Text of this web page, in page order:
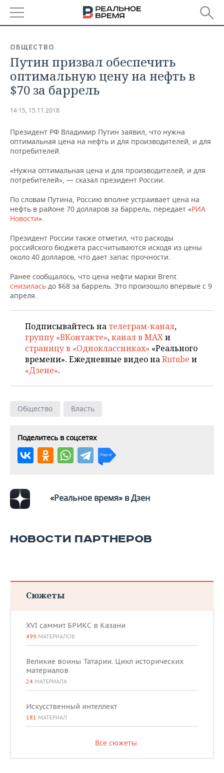
БАШКОРТОСТАН
ТАТАРСТАН
НОВОСТИ
АНАЛИТИКА
ДЕКЛАРАЦИИ О ДОХОДАХ
КОРОЛИ ГОСЗАКАЗА ПФО
ВУЗЫ ТАТАРСТАНА
КОМУ ПРИНАДЛЕЖАТ
ТОРГОВЫЕ ЦЕНТРЫ
ТАТАРСТАНА
НОВОСТИ ЭКОНОМИКИ
ФИНАНСЫ
БАНКИ
БЮДЖЕТ
ИНВЕСТИЦИИ
ПРОМЫШЛЕННОСТЬ
НОВОСТИ
ПРОМЫШЛЕННОСТИ
АГРОПРОМ
МАШИНОСТРОЕНИЕ
НЕФТЬ
ОПК
ЭНЕРГЕТИКА
НЕДВИЖИМОСТЬ
НОВОСТИ НЕДВИЖИМОСТИ
АВТО
НОВОСТИ АВТО
БИЗНЕС
НОВОСТИ БИЗНЕСА
РОЗНИЧНАЯ ТОРГОВЛЯ
УСЛУГИ
ТЕХНОЛОГИИ
НОВОСТИ ТЕХНОЛОГИЙ
МЕДИА
ТЕЛЕКОММУНИКАЦИИ
МЕРОПРИЯТИЯ
ВЫЕЗДНАЯ РЕДАКЦИЯ
БИЗНЕС-БРАНЧИ
ONLINE-КОНФЕРЕНЦИИ
ОТКРЫТАЯ ЛЕКЦИЯ
НОВОСТИ СПОРТА
ФУТБОЛ
ХОККЕЙ
БАСКЕТБОЛ
КИБЕРСПОРТ
ВОДНЫЕ ВИДЫ СПОРТА
ОБЩЕСТВО
НОВОСТИ ОБЩЕСТВА
ВЛАСТЬ
ИНФРАСТРУКТУРА
КУЛЬТУРА
ОБРАЗОВАНИЕ
ФОТОГАЛЕРЕЯ
СЮЖЕТЫ
СПРАВОЧНИК
СПИСОК КОМПАНИЙ
ОБЩЕСТВО
Путин призвал обеспечить
оптимальную цену на нефть в
$70 за баррель
14:15, 15.11.2018
Президент РФ Владимир Путин заявил, что нужна
оптимальная цена на нефть и для производителей, и для
потребителей.
«Нужна оптимальная цена и для производителей, и для
потребителей», — сказал президент России.
По словам Путина, Россию вполне устраивает цена на
нефть в районе 70 долларов за баррель, передает «РИА
Новости».
Президент России также отметил, что расходы
российского бюджета рассчитываются исходя из цены
около 40 долларов, что дает запас прочности.
Ранее сообщалось, что цена нефти марки Brent
снизилась до $68 за баррель. Это произошло впервые с 9
апреля.
Подписывайтесь на телеграм-канал,
группу «ВКонтакте»,канал в MAXи
страницу в «Одноклассниках» «Реального
времени». Ежедневные видео наRutube и
«Дзене».
Общество Власть
Поделитесь в соцсетях
«Реальное время» в Дзен
НОВОСТИ ПАРТНЕРОВ
Сюжеты
XVI саммит БРИКС в Казани
499 МАТЕРИАЛОВ
Великие воины Татарии. Цикл исторических
материалов
24 МАТЕРИАЛА
Искусственный интеллект
181 МАТЕРИАЛ
Все сюжеты